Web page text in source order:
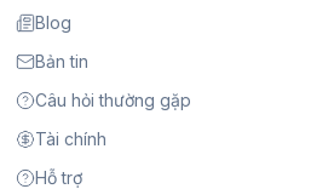
Blog
Bản tin
Câu hỏi thường gặp
Tài chính
Hỗ trợ